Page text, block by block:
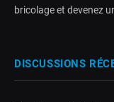
bricolage et devenez
DISCUSSIONS